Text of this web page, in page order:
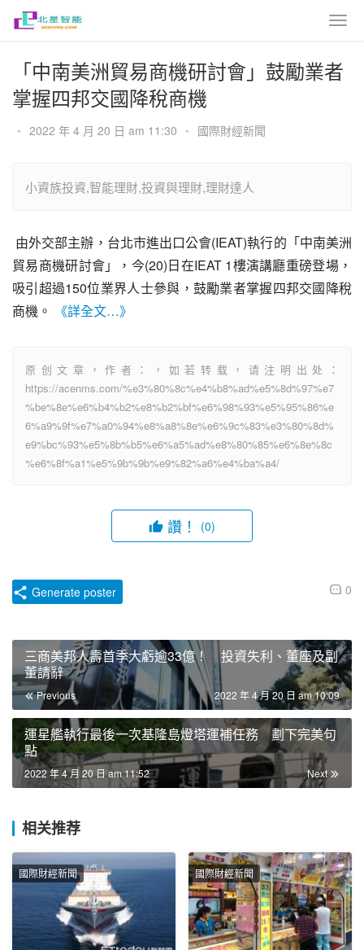
「中南美洲貿易商機研討會」鼓勵業者
掌握四邦交國降稅商機
• 2022 年 4 月 20 日 am 11:30 • 國際財經新聞
小資族投資,智能理財,投資與理財,理財達人
貿易商機研討會」，今(20)日在IEAT 1樓演講廳重磅登場，
吸引超過150位業界人士參與，鼓勵業者掌握四邦交國降稅
商機。
《詳全文…》
原创文章，作者：，如若转载，请注明出处：
https://acenms.com/%e3%80%8c%e4%b8%ad%e5%8d%97%e7
%be%8e%e6%b4%b2%e8%b2%bf%e6%98%93%e5%95%86%e
6%a9%9f%e7%a0%94%e8%a8%8e%e6%9c%83%e3%80%8d%
e9%bc%93%e5%8b%b5%e6%a5%ad%e8%80%85%e6%8e%8c
%e6%8f%a1%e5%9b%9b%e9%82%a6%e4%ba%a4/
讚！ (0)
0
Generate poster
三商美邦人壽首季大虧逾33億！ 投資失利、董座及副
董請辭
Previous 2022 年 4 月 20 日 am 10:09
運星艦執行最後一次基隆島燈塔運補任務 劃下完美句
點
Next
2022 年 4 月 20 日 am 11:52
相关推荐
國際財經新聞 國際財經新聞